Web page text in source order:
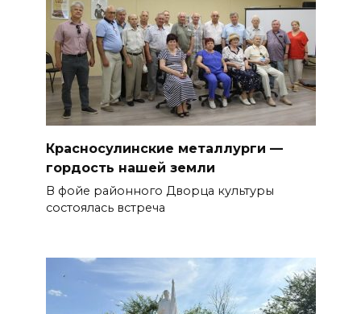
Красносулинские металлурги —
гордость нашей земли
В фойе районного Дворца культуры
состоялась встреча